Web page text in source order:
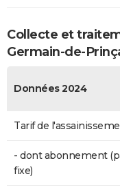
Collecte et
Germain-de-
Données 2024
Tarif de
- dont abonnement
fixe)